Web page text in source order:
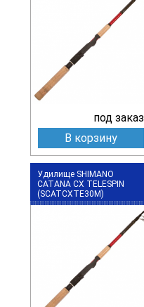
под заказ
В корзину
Удилище SHIMANO
CATANA CX TELESPIN
(SCATCXTE30M)